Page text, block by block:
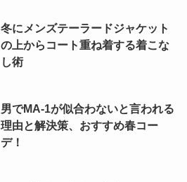
冬にメンズテーラードジャケット
の上からコート重ね着する着こな
し術
男でMA-1が似合わないと言われる
理由と解決策、おすすめ春コー
デ！